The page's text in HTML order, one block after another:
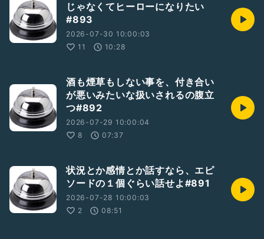
じゃなくてヒーローになりたい
#893
2026-07-30 10:00:03
11
10:28
酒も煙草もしない事を、付き合い
が悪いみたいな扱いされるの腹立
つ#892
2026-07-29 10:00:04
8
07:37
状況とか感情とか話すなら、エピ
ソードの１個ぐらい話せよ#891
2026-07-28 10:00:03
2
08:51